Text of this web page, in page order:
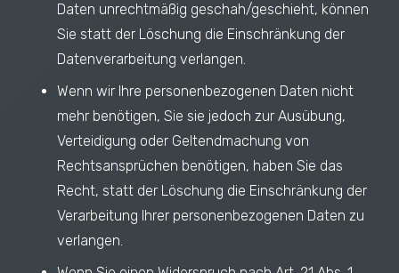
Daten unrechtmäßig geschah/geschieht, können
Sie statt der Löschung die Einschränkung der
Datenverarbeitung verlangen.
Wenn wir Ihre personenbezogenen Daten nicht
mehr benötigen, Sie sie jedoch zur Ausübung,
Verteidigung oder Geltendmachung von
Rechtsansprüchen benötigen, haben Sie das
Recht, statt der Löschung die Einschränkung der
Verarbeitung Ihrer personenbezogenen Daten zu
verlangen.